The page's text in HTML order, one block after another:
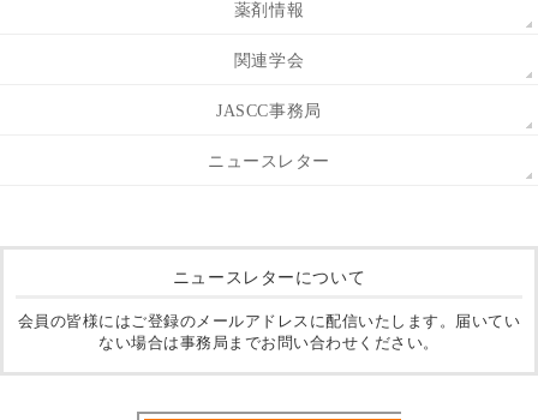
薬剤情報
関連学会
JASCC事務局
ニュースレター
ニュースレターについて
会員の皆様にはご登録のメールアドレスに配信いたします。届いてい
ない場合は事務局までお問い合わせください。